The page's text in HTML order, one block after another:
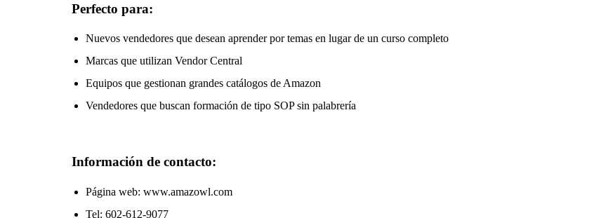
Perfecto para:
Nuevos vendedores que desean aprender por temas en lugar de un curso completo
Marcas que utilizan Vendor Central
Equipos que gestionan grandes catálogos de Amazon
Vendedores que buscan formación de tipo SOP sin palabrería
Información de contacto:
Página web: www.amazowl.com
Tel: 602-612-9077